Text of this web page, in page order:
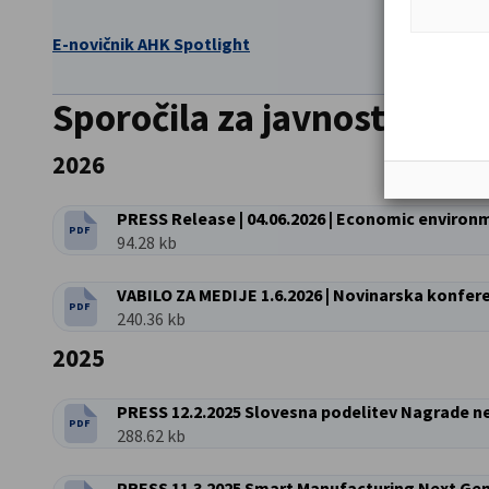
E-novičnik AHK Spotlight
Sporočila za javnost
2026
VRSTA DATOTEKE:
PDF
Velikost datoteke:
94.28 kb
VRSTA DATOTEKE:
PDF
VABILO ZA MEDIJE 1.6.2026 | Novinarska
Velikost datoteke:
240.36 kb
2025
VRSTA DATOTEKE:
PDF
PRESS 12.2.2025 Slovesna podelitev Nagrade
Velikost datoteke:
288.62 kb